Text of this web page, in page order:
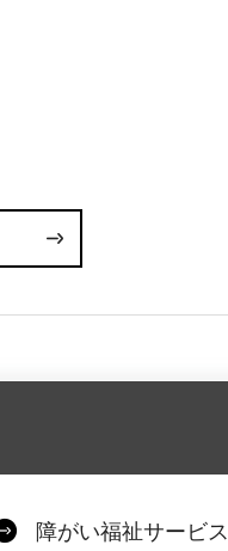
障がい福祉サービ